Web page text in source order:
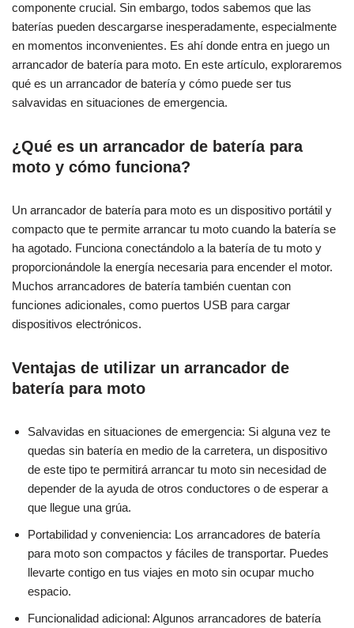
componente crucial. Sin embargo, todos sabemos que las
baterías pueden descargarse inesperadamente, especialmente
en momentos inconvenientes. Es ahí donde entra en juego un
arrancador de batería para moto. En este artículo, exploraremos
qué es un arrancador de batería y cómo puede ser tus
salvavidas en situaciones de emergencia.
¿Qué es un arrancador de batería para
moto y cómo funciona?
Un arrancador de batería para moto es un dispositivo portátil y
compacto que te permite arrancar tu moto cuando la batería se
ha agotado. Funciona conectándolo a la batería de tu moto y
proporcionándole la energía necesaria para encender el motor.
Muchos arrancadores de batería también cuentan con
funciones adicionales, como puertos USB para cargar
dispositivos electrónicos.
Ventajas de utilizar un arrancador de
batería para moto
Salvavidas en situaciones de emergencia: Si alguna vez te
quedas sin batería en medio de la carretera, un dispositivo
de este tipo te permitirá arrancar tu moto sin necesidad de
depender de la ayuda de otros conductores o de esperar a
que llegue una grúa.
Portabilidad y conveniencia: Los arrancadores de batería
para moto son compactos y fáciles de transportar. Puedes
llevarte contigo en tus viajes en moto sin ocupar mucho
espacio.
Funcionalidad adicional: Algunos arrancadores de batería